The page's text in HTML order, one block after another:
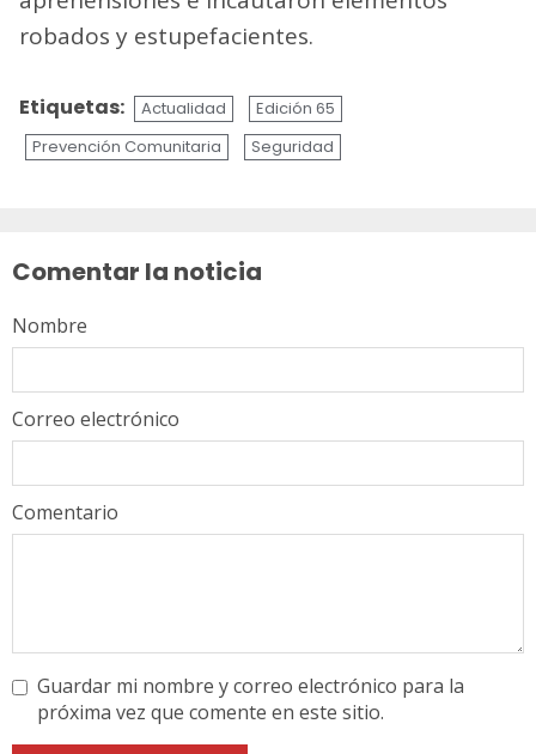
robados y estupefacientes.
Etiquetas: Actualidad
Edición 65
Prevención Comunitaria
Seguridad
Comentar la noticia
Comentario
Nombre
Correo electrónico
Guardar mi nombre y correo electrónico para la
próxima vez que comente en este sitio.